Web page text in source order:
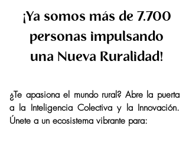
¡Ya somos más de 7.700
personas impulsando
una Nueva Ruralidad!
¿Te apasiona el mundo rural? Abre la puerta
a la Inteligencia Colectiva y la Innovación.
Únete a un ecosistema vibrante para: